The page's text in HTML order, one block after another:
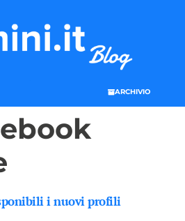
ARCHIVIO
i nuovi profili